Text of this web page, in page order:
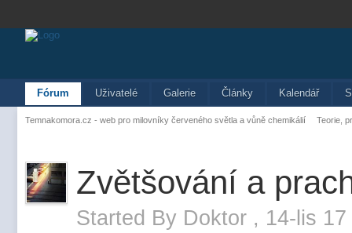
Fórum Uživatelé Galerie Články Kalendář
Temnakomora.cz - web pro milovníky červeného světla a vůně chemikálií Teorie,
Zvětšování a
Started By Doktor , 14-lis